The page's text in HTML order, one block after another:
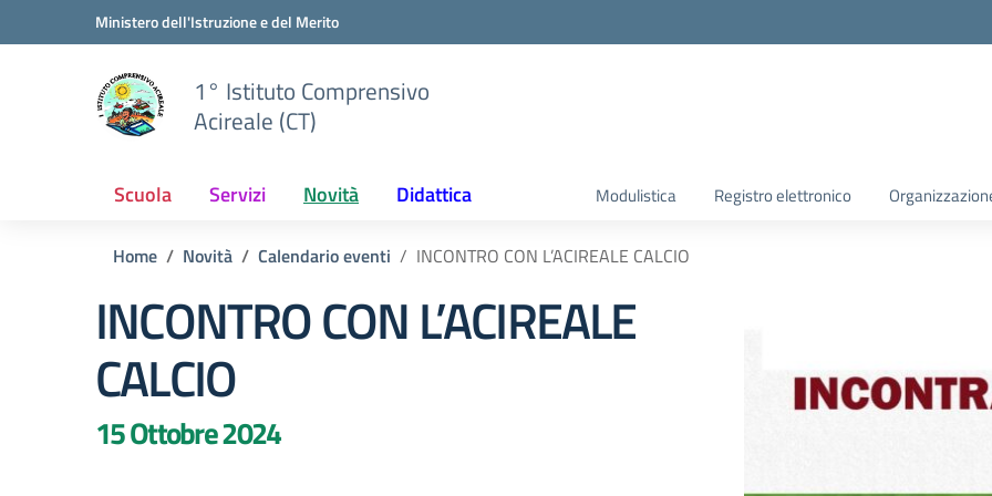
Vai ai contenuti
Vai al menu di navigazioneMinistero dell'Istruzione e del Merito
1° Istituto Comprensivo
Acireale (CT)
Scuola Servizi Novità Didattica Modulistica Registro elettronico
Home Novità Calendario eventi INCONTRO CON L’ACIREALE CALCIO
INCONTRO CON L’ACIREALE
CALCIO
15 Ottobre 2024